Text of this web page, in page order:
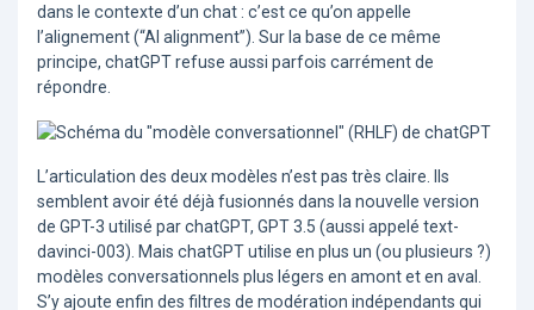
dans le contexte d’un chat : c’est ce qu’on appelle
l’alignement (“AI alignment”). Sur la base de ce même
principe, chatGPT refuse aussi parfois carrément de
répondre.
L’articulation des deux modèles n’est pas très claire. Ils
semblent avoir été déjà fusionnés dans la nouvelle version
de GPT-3 utilisé par chatGPT, GPT 3.5 (aussi appelé text-
davinci-003). Mais chatGPT utilise en plus un (ou plusieurs ?)
modèles conversationnels plus légers en amont et en aval.
S’y ajoute enfin des filtres de modération indépendants qui